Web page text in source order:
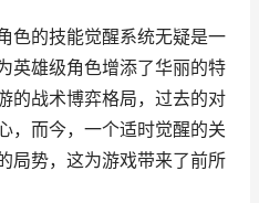
色的技能觉醒系统无疑是一
英雄级角色增添了华丽的特
的战术博弈格局，过去的对
，而今，一个适时觉醒的关
局势，这为游戏带来了前所